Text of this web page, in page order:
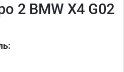
2 BMW X4 G02